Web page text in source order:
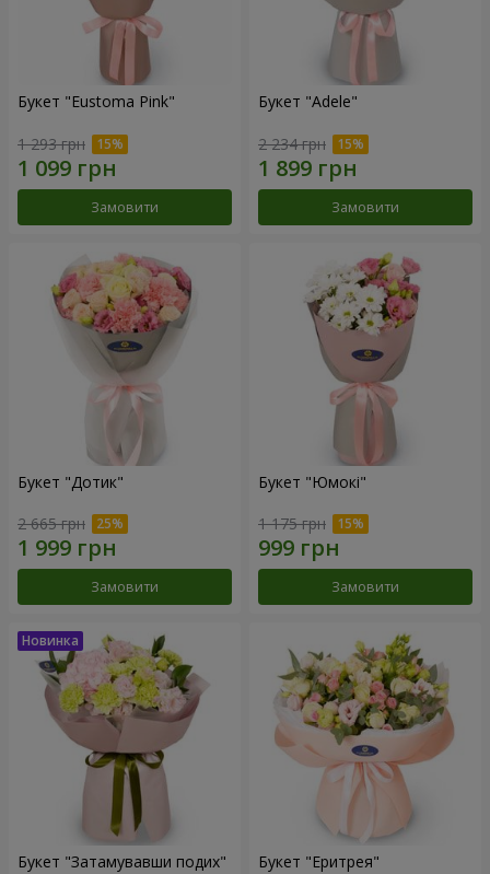
Букет "Eustoma Pink"
1 293 грн
Замовити
Букет "Adele"
2 234 грн
Замовити
Букет "Дотик"
2 665 грн
Замовити
Букет "Юмокі"
1 175 грн
Замовити
Букет "Затамувавши подих" Букет "Еритрея"